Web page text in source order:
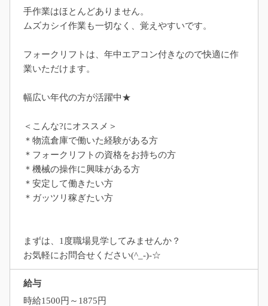
手作業はほとんどありません。
ムズカシイ作業も一切なく、覚えやすいです。
フォークリフトは、年中エアコン付きなので快適に作
業いただけます。
幅広い年代の方が活躍中★
＜こんな?にオススメ＞
＊物流倉庫で働いた経験がある方
＊フォークリフトの資格をお持ちの方
＊機械の操作に興味がある方
＊安定して働きたい方
＊ガッツリ稼ぎたい方
まずは、1度職場見学してみませんか？
お気軽にお問合せください(^_-)-☆
給与
時給1500円～1875円